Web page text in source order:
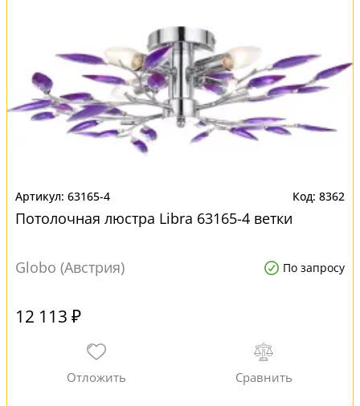
63165-4 8362
Потолочная люстра Libra 63165-4 ветки
Globo (Австрия) По запросу
12 113 ₽